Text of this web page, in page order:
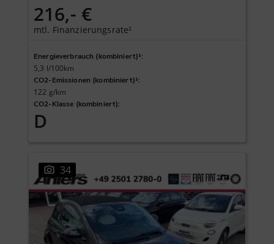
216,- €
mtl. Finanzierungsrate²
Energieverbrauch (kombiniert)¹:
5,3 l/100km
CO2-Emissionen (kombiniert)¹:
122 g/km
CO2-Klasse (kombiniert):
D
34